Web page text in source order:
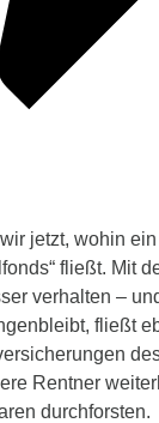
jetzt, wohin
fließt. Mit
verhalten –
fließt
Rentner
durchforsten.